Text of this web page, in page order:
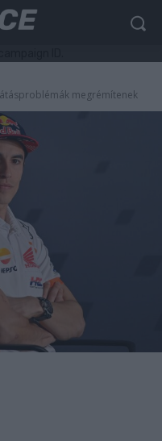
megrémítenek